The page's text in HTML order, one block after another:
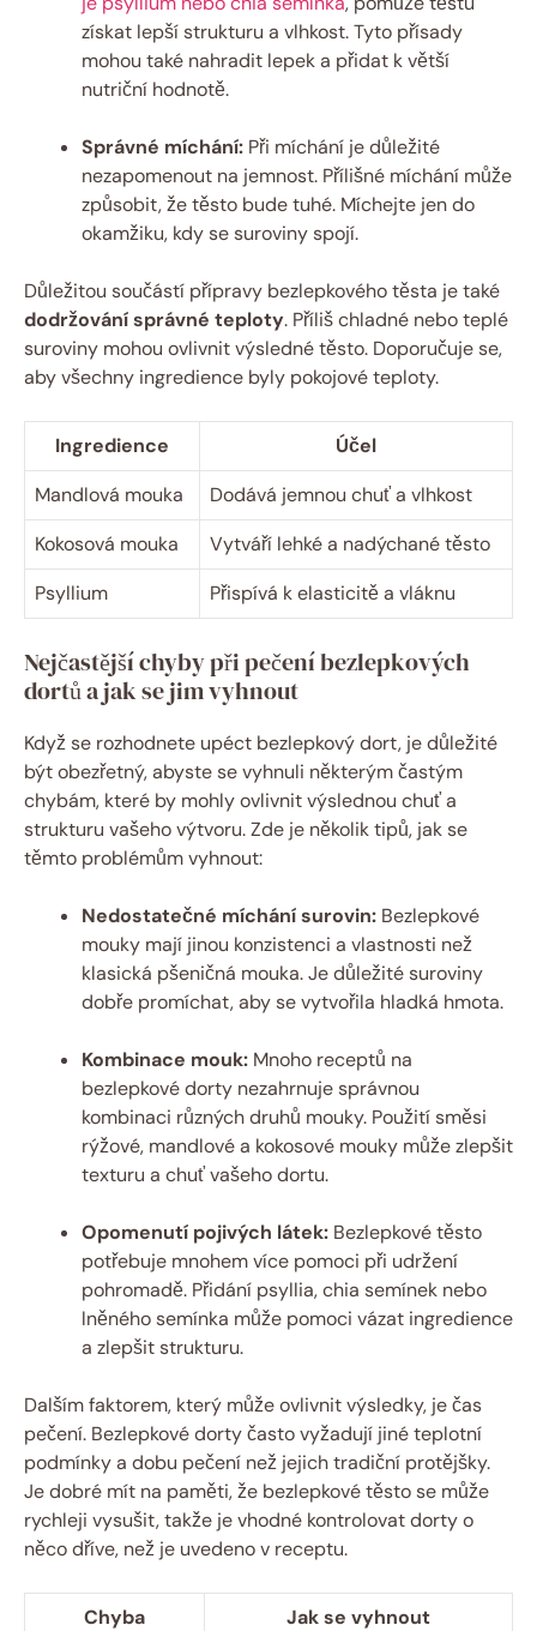
získat lepší strukturu a vlhkost. Tyto přísady
mohou také nahradit lepek a přidat k větší
nutriční hodnotě.
Správné míchání: Při míchání je důležité
nezapomenout na jemnost. Přílišné míchání může
způsobit, že těsto bude tuhé. Míchejte jen do
okamžiku, kdy se suroviny spojí.
Důležitou součástí přípravy bezlepkového těsta je také
dodržování správné teploty. Příliš chladné nebo teplé
suroviny mohou ovlivnit výsledné těsto. Doporučuje se,
aby všechny ingredience byly pokojové teploty.
Ingredience
Účel
Mandlová mouka
Dodává jemnou chuť a vlhkost
Kokosová mouka
Vytváří lehké a nadýchané těsto
Psyllium
Přispívá k elasticitě a vláknu
Nejčastější chyby při pečení bezlepkových
dortů a jak se jim vyhnout
Když se rozhodnete upéct bezlepkový dort, je důležité
být obezřetný, abyste se vyhnuli některým častým
chybám, které by mohly ovlivnit výslednou chuť a
strukturu vašeho výtvoru. Zde je několik tipů, jak se
těmto problémům vyhnout:
Nedostatečné míchání surovin: Bezlepkové
mouky mají jinou konzistenci a vlastnosti než
klasická pšeničná mouka. Je důležité suroviny
dobře promíchat, aby se vytvořila hladká hmota.
Kombinace mouk: Mnoho receptů na
bezlepkové dorty nezahrnuje správnou
kombinaci různých druhů mouky. Použití směsi
rýžové, mandlové a kokosové mouky může zlepšit
texturu a chuť vašeho dortu.
Opomenutí pojivých látek: Bezlepkové těsto
potřebuje mnohem více pomoci při udržení
pohromadě. Přidání psyllia, chia semínek nebo
lněného semínka může pomoci vázat ingredience
a zlepšit strukturu.
Dalším faktorem, který může ovlivnit výsledky, je čas
pečení. Bezlepkové dorty často vyžadují jiné teplotní
podmínky a dobu pečení než jejich tradiční protějšky.
Je dobré mít na paměti, že bezlepkové těsto se může
rychleji vysušit, takže je vhodné kontrolovat dorty o
něco dříve, než je uvedeno v receptu.
Chyba
Jak se vyhnout